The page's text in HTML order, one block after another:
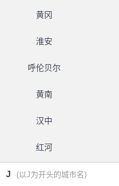
黄冈
淮安
呼伦贝尔
黄南
汉中
红河
J (以J为开头的城市名)